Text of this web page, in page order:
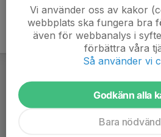
Vi använder oss av kakor
webbplats ska fungera bra
även för webbanalys i
förbättra våra
Så använder vi
Godkänn alla
Bara